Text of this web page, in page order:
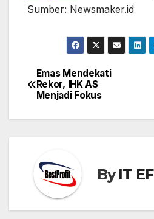
Sumber: Newsmaker.id
Post
navigation
Emas Mendekati
Rekor, IHK AS
Menjadi Fokus
ByIT EF